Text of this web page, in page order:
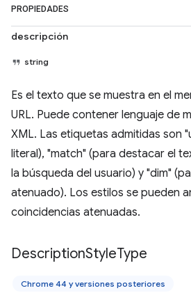
PROPIEDADES
descripción
string
Es el texto que se muestra en el
URL. Puede contener lenguaje de
XML. Las etiquetas admitidas son
literal), "match" (para destacar el
la búsqueda del usuario) y "dim"
atenuado). Los estilos se pueden
coincidencias atenuadas.
DescriptionStyleType
Chrome 44 y versiones posteriores